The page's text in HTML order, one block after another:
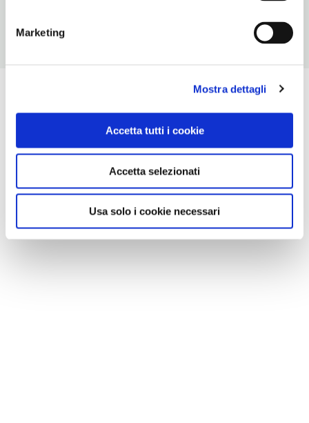
Marketing
Mostra dettagli
Accetta tutti i cookie
Accetta selezionati
Usa solo i cookie necessari